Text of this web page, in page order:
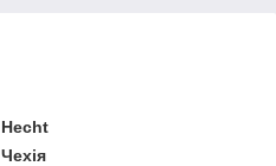
Hecht
Чехія